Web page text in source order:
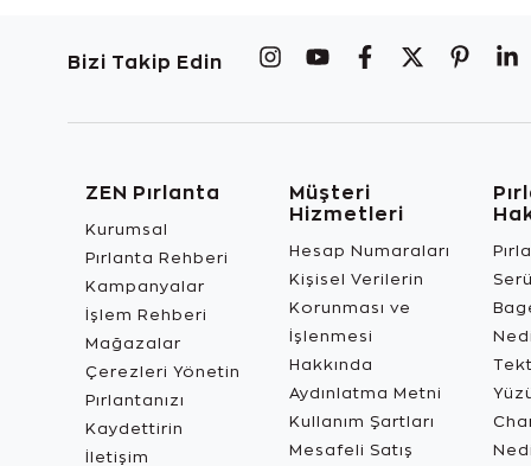
Bizi Takip Edin
ZEN Pırlanta
Kurumsal
Pırlanta Rehberi
Kampanyalar
İşlem Rehberi
Mağazalar
Çerezleri Yönetin
Pırlantanızı
Kaydettirin
İletişim
Müşteri
Hizmetleri
Hesap Numaraları
Kişisel Verilerin
Korunması ve
İşlenmesi
Hakkında
Aydınlatma Metni
Kullanım Şartları
Mesafeli Satış